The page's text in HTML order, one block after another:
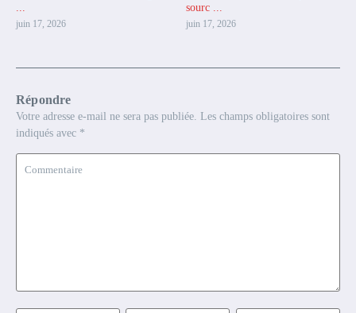
juin 17, 2026
sourc ...
juin 17, 2026
Répondre
Votre adresse e-mail ne sera pas publiée. Les champs obligatoires sont
indiqués avec *